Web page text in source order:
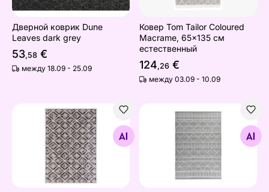
Дверной коврик Dune
Leaves dark grey
53,58 €
между 18.09 - 25.09
Ковер Tom Tailor Coloured
Macrame, 65x135 см
естественный
124,26 €
между 03.09 - 10.09
Ковер Serena 70x140 см
Найдите похожие
Ковер Tom Tailor Funky
Найдите похожие